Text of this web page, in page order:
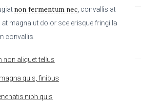
non fermentum nec , convallis at
magna ut dolor scelerisque fringilla
convallis.
non aliquet tellus
quis, finibus
nibh quis